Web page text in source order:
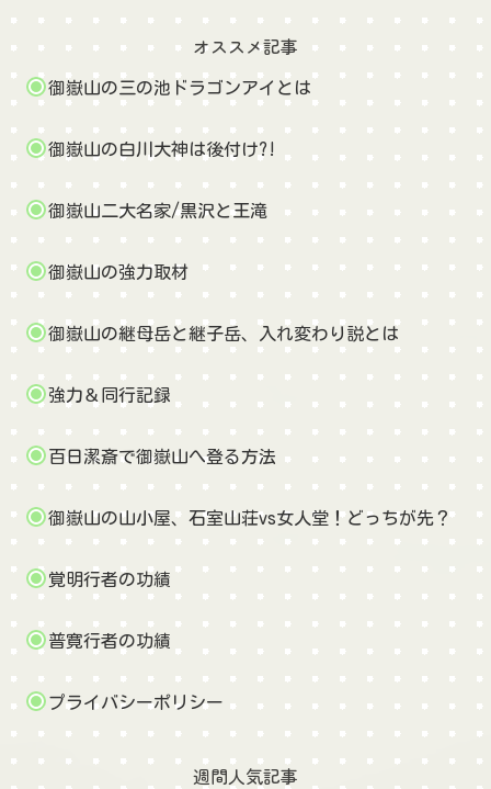
オススメ記事
御嶽山の三の池ドラゴンアイとは
御嶽山の白川大神は後付け?!
御嶽山二大名家/黒沢と王滝
御嶽山の強力取材
御嶽山の継母岳と継子岳、入れ変わり説とは
強力＆同行記録
百日潔斎で御嶽山へ登る方法
御嶽山の山小屋、石室山荘vs女人堂！どっちが先？
覚明行者の功績
普寛行者の功績
プライバシーポリシー
週間人気記事